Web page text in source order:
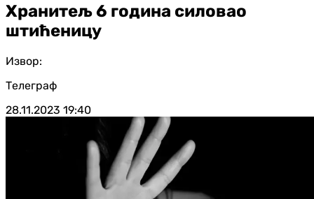
Хранитељ 6 година силовао
штићеницу
Извор:
Телеграф
28.11.2023 19:40